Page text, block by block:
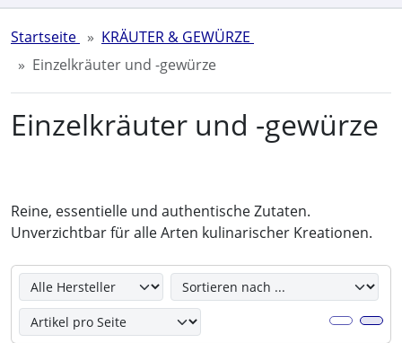
Springe zu den allgemeinen Informationen
Startseite
KRÄUTER & GEWÜRZE
Einzelkräuter und -gewürze
Einzelkräuter und -gewürze
Reine, essentielle und authentische Zutaten.
Unverzichtbar für alle Arten kulinarischer Kreationen.
Hier können Sie die nachfolgenden Artikel umsortieren